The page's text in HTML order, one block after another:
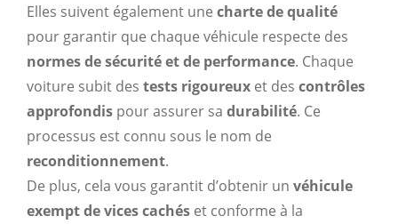
Elles suivent également une charte de qualité
pour garantir que chaque véhicule respecte des
normes de sécurité et de performance. Chaque
voiture subit des tests rigoureux et des contrôles
approfondis pour assurer sa durabilité. Ce
processus est connu sous le nom de
reconditionnement.
De plus, cela vous garantit d’obtenir un véhicule
exempt de vices cachés et conforme à la